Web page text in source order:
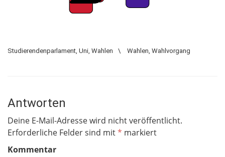
Studierendenparlament Uni Wahlen \ Wahlen Wahlvorgang
Antworten
Deine E-Mail-Adresse wird nicht veröffentlicht.
Erforderliche Felder sind mit* markiert
Kommentar